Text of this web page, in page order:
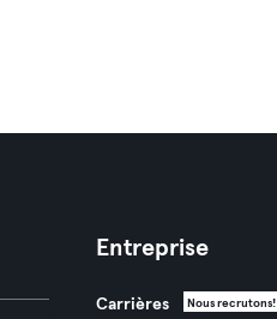
Entreprise
Carrières Nous recrutons!